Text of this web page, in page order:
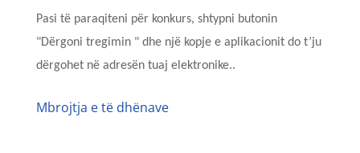
Pasi të paraqiteni për konkurs, shtypni butonin
"Dërgoni tregimin " dhe një kopje e aplikacionit do t’ju
dërgohet në adresën tuaj elektronike..
Mbrojtja e të dhënave